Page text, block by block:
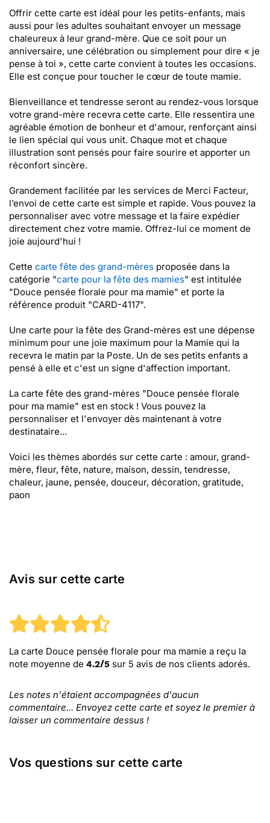
Offrir cette carte est idéal pour les petits-enfants, mais
aussi pour les adultes souhaitant envoyer un message
chaleureux à leur grand-mère. Que ce soit pour un
anniversaire, une célébration ou simplement pour dire « je
pense à toi », cette carte convient à toutes les occasions.
Elle est conçue pour toucher le cœur de toute mamie.
Bienveillance et tendresse seront au rendez-vous lorsque
votre grand-mère recevra cette carte. Elle ressentira une
agréable émotion de bonheur et d'amour, renforçant ainsi
le lien spécial qui vous unit. Chaque mot et chaque
illustration sont pensés pour faire sourire et apporter un
réconfort sincère.
Grandement facilitée par les services de Merci Facteur,
l’envoi de cette carte est simple et rapide. Vous pouvez la
personnaliser avec votre message et la faire expédier
directement chez votre mamie. Offrez-lui ce moment de
joie aujourd'hui !
Cette carte fête des grand-mères proposée dans la
catégorie "carte pour la fête des mamies" est intitulée
"Douce pensée florale pour ma mamie" et porte la
référence produit "CARD-4117".
Une carte pour la fête des Grand-mères est une dépense
minimum pour une joie maximum pour la Mamie qui la
recevra le matin par la Poste. Un de ses petits enfants a
pensé à elle et c'est un signe d'affection important.
La carte fête des grand-mères "Douce pensée florale
pour ma mamie" est en stock ! Vous pouvez la
personnaliser et l'envoyer dès maintenant à votre
destinataire...
Voici les thèmes abordés sur cette carte : amour, grand-
mère, fleur, fête, nature, maison, dessin, tendresse,
chaleur, jaune, pensée, douceur, décoration, gratitude,
paon
Avis sur cette carte
La carte Douce pensée florale pour ma mamie a reçu la
note moyenne de 4.2/5 sur 5 avis de nos clients adorés.
Les notes n'étaient accompagnées d'aucun
commentaire... Envoyez cette carte et soyez le premier à
laisser un commentaire dessus !
Vos questions sur cette carte